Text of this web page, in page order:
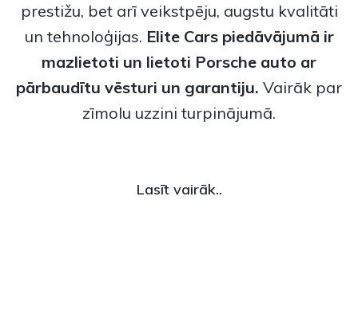
prestižu, bet arī veikstpēju, augstu kvalitāti
un tehnoloģijas. Elite Cars piedāvājumā ir
mazlietoti un lietoti Porsche auto ar
pārbaudītu vēsturi un garantiju. Vairāk par
zīmolu uzzini turpinājumā.
Lasīt vairāk..